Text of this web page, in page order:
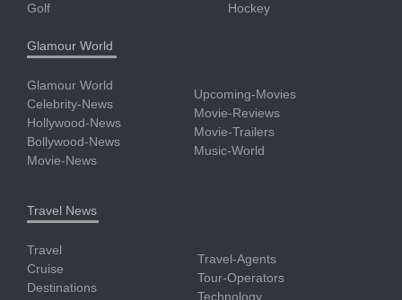
Golf
Hockey
Glamour World
Glamour World
Celebrity-News
Hollywood-News
Bollywood-News
Movie-News
Upcoming-Movies
Movie-Reviews
Movie-Trailers
Music-World
Travel News
Travel
Cruise
Destinations
Travel-Agents
Tour-Operators
Technology